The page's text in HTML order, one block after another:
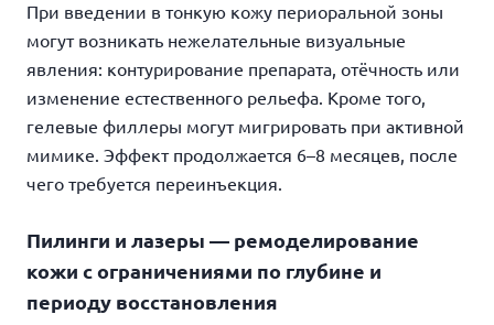
При введении в тонкую кожу периоральной зоны
могут возникать нежелательные визуальные
явления: контурирование препарата, отёчность или
изменение естественного рельефа. Кроме того,
гелевые филлеры могут мигрировать при активной
мимике. Эффект продолжается 6–8 месяцев, после
чего требуется переинъекция.
Пилинги и лазеры — ремоделирование
кожи с ограничениями по глубине и
периоду восстановления